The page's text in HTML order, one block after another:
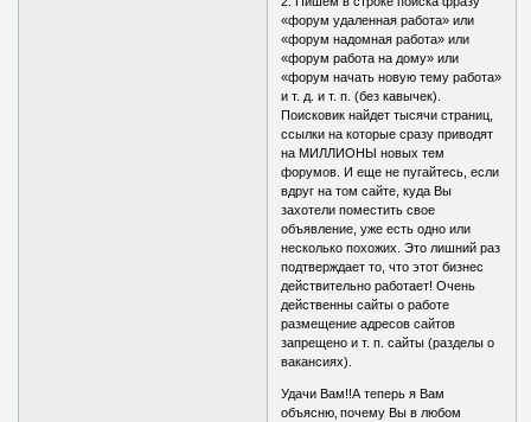
«форум удаленная работа» или
«форум надомная работа» или
«форум работа на дому» или
«форум начать новую тему работа»
и т. д. и т. п. (без кавычек).
Поисковик найдет тысячи страниц,
ссылки на которые сразу приводят
на МИЛЛИОНЫ новых тем
форумов. И еще не пугайтесь, если
вдруг на том сайте, куда Вы
захотели поместить свое
объявление, уже есть одно или
несколько похожих. Это лишний раз
подтверждает то, что этот бизнес
действительно работает! Очень
действенны сайты о работе
размещение адресов сайтов
запрещено и т. п. сайты (разделы о
вакансиях).
Удачи Вам!!А теперь я Вам
объясню‚ почему Вы в любом